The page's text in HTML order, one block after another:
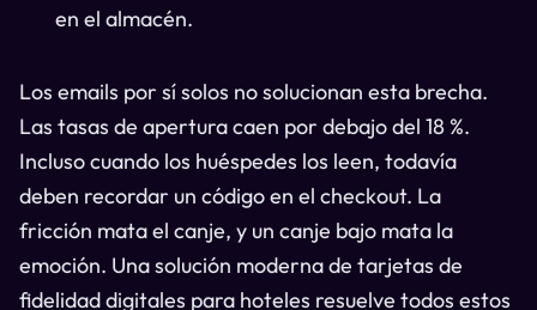
en el almacén.
Los emails por sí solos no solucionan esta brecha.
Las tasas de apertura caen por debajo del 18 %.
Incluso cuando los huéspedes los leen, todavía
deben recordar un código en el checkout. La
fricción mata el canje, y un canje bajo mata la
emoción. Una solución moderna de tarjetas de
fidelidad digitales para hoteles resuelve todos estos